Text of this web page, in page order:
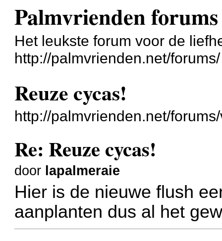
Palmvrienden forums
Het leukste forum voor de
http://palmvrienden.net/forums/
Reuze cycas!
http://palmvrienden.net/
Re: Reuze cycas!
door lapalmeraie
Hier is de nieuwe flush
aanplanten dus al het